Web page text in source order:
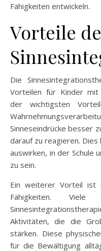
Fähigkeiten entwickeln.
Vorteile
Die
Vorteilen für Kinder mit
der wichtigsten
Sinneseindrücke besser
darauf zu reagieren. Dies
auswirken, in der Schule
zu sein.
Ein weiterer Vorteil ist
Fähigkeiten.
Aktivitäten, die die
stärken. Diese
für die Bewältigung